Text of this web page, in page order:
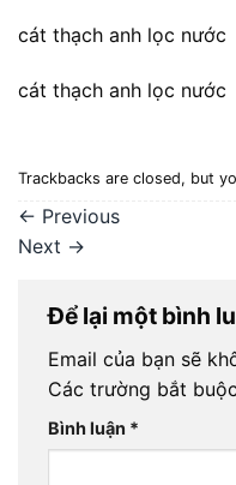
cát thạch anh lọc nước
cát thạch anh lọc nước
Trackbacks are closed, but
← Previous
Next →
Để lại một bình
Email của bạn sẽ
Các trường bắt
Bình luận *